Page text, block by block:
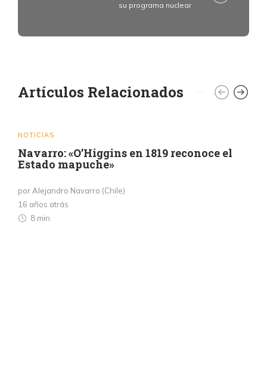
su programa nuclear
Artículos Relacionados
NOTICIAS
Navarro: «O’Higgins en 1819 reconoce el
Estado mapuche»
por Alejandro Navarro (Chile)
16 años atrás
8 min